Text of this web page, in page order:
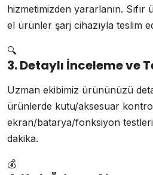
hizmetimizden yararlanın.
el ürünler şarj cihazıyla teslim
🔍
3. Detaylı İnceleme ve
Uzman ekibimiz ürününüzü
ürünlerde kutu/aksesuar
ekran/batarya/fonksiyon testleri
dakika.
💰